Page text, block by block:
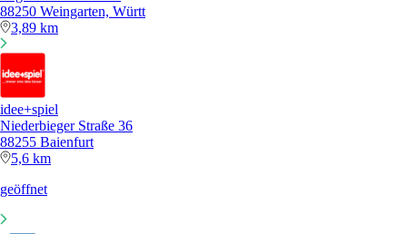
88250 Weingarten, Württ
3,89 km
idee+spiel
Niederbieger Straße 36
88255 Baienfurt
5,6 km
geöffnet